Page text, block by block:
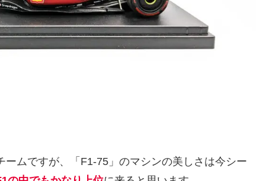
ムですが、「F1-75」のマシンの美しさは今シー